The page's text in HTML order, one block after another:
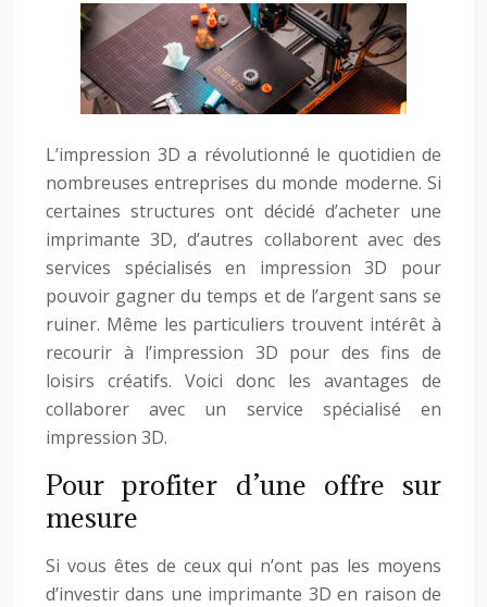
L’impression 3D a révolutionné le quotidien de
nombreuses entreprises du monde moderne. Si
certaines structures ont décidé d’acheter une
imprimante 3D, d’autres collaborent avec des
services spécialisés en impression 3D pour
pouvoir gagner du temps et de l’argent sans se
ruiner. Même les particuliers trouvent intérêt à
recourir à l’impression 3D pour des fins de
loisirs créatifs. Voici donc les avantages de
collaborer avec un service spécialisé en
impression 3D.
Pour profiter d’une offre sur
mesure
Si vous êtes de ceux qui n’ont pas les moyens
d’investir dans une imprimante 3D en raison de